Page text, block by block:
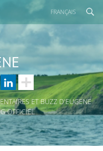
FRANÇAIS
ET BUZZ D'EUGENE
OFFICIEL